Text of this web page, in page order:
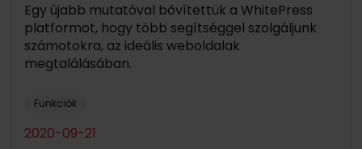
Egy újabb mutatóval bővítettük a WhitePress
platformot, hogy több segítséggel szolgáljunk
számotokra, az ideális weboldalak
megtalálásában.
Funkciók
2020-09-21